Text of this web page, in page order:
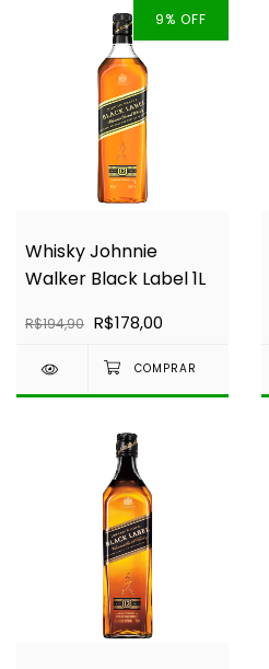
9% OFF
Whisky Johnnie
Walker Black Label 1L
R$194,90 R$178,00